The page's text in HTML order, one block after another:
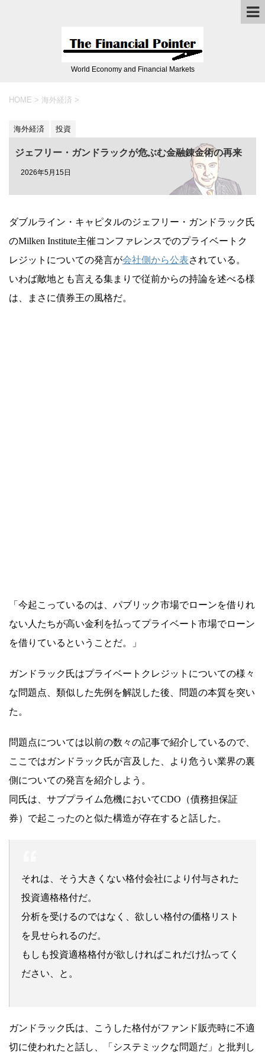
World Economy and Financial Markets
HOME > 海外経済 >
海外経済 投資
ジェフリー・ガンドラックが危ぶむ金融錬金術の再来
2026年5月15日
ダブルライン・キャピタルのジェフリー・ガンドラック氏
のMilken Institute主催コンファレンスでのプライベートク
レジットについての発言が会社側から公表されている。
いわば敵地とも言える集まりで従前からの持論を述べる様
は、まさに債券王の風格だ。
「今起こっているのは、パブリック市場でローンを借りれ
ない人たちが高い金利を払ってプライベート市場でローン
を借りているということだ。」
ガンドラック氏はプライベートクレジットについての様々
な問題点、類似した先例を解説した後、問題の本質を突い
た。
問題点については以前の数々の記事で紹介しているので、
ここではガンドラック氏が言及した、より危うい業界の裏
側についての発言を紹介しよう。
同氏は、サブプライム危機においてCDO（債務担保証
券）で起こったのと似た構造が存在すると話した。
それは、そう大きくない格付会社により付与された
投資適格格付だ。
分析を受けるのではなく、欲しい格付の価格リスト
を見せられるのだ。
もしも投資適格格付が欲しければこれだけ払ってく
ださい、と。
ガンドラック氏は、こうした格付がファンド販売時に不適
切に使われたと話し、「システミックな問題だ」と批判し